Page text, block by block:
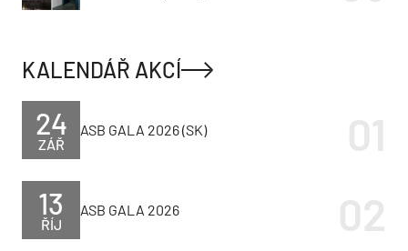
KALENDÁŘ AKCÍ
ZÁŘ
24 ASB GALA 2026 (SK)
ŘÍJ
13 ASB GALA 2026